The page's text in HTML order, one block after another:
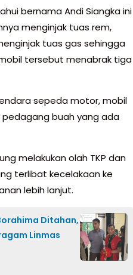
bernama Andi Siangka ini
menginjak tuas rem,
tuas gas sehingga
tersebut menabrak tiga
sepeda motor, mobil
pedagang buah yang ada
melakukan olah TKP dan
terlibat kecelakaan ke
lebih lanjut.
Ditahan,
Linmas